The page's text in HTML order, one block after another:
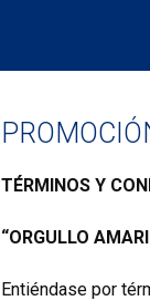
TÉRMINOS Y
“ORGULLO
Entiéndase por